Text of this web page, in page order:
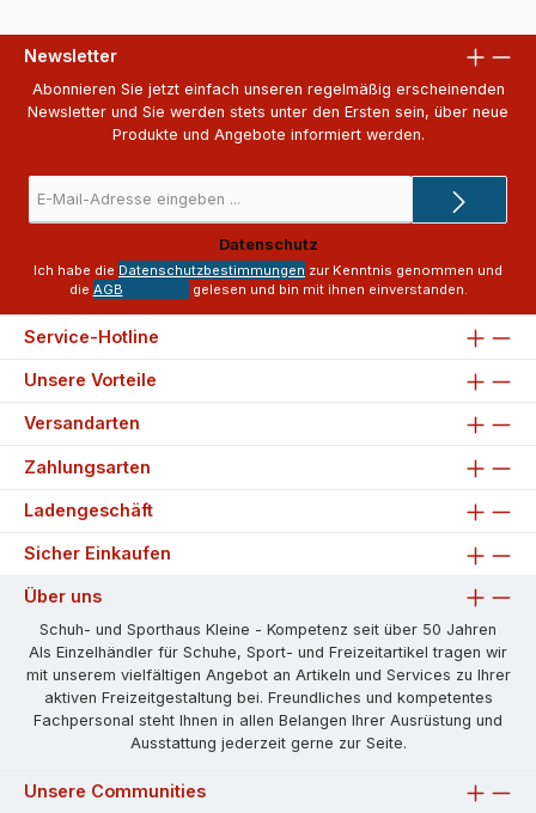
Newsletter
Abonnieren Sie jetzt einfach unseren regelmäßig erscheinenden
Newsletter und Sie werden stets unter den Ersten sein, über neue
Produkte und Angebote informiert werden.
Mail-
Adresse
*
Datenschutz
Ich habe die Datenschutzbestimmungen zur Kenntnis genommen und
die AGB gelesen und bin mit ihnen einverstanden.
Service-Hotline
Unsere Vorteile
Versandarten
Zahlungsarten
Ladengeschäft
Sicher Einkaufen
Über uns
Schuh- und Sporthaus Kleine - Kompetenz seit über 50 Jahren
Als Einzelhändler für Schuhe, Sport- und Freizeitartikel tragen wir
mit unserem vielfältigen Angebot an Artikeln und Services zu Ihrer
aktiven Freizeitgestaltung bei. Freundliches und kompetentes
Fachpersonal steht Ihnen in allen Belangen Ihrer Ausrüstung und
Ausstattung jederzeit gerne zur Seite.
Unsere Communities